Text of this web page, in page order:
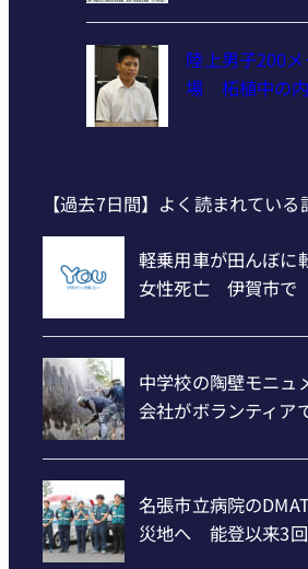
陸上男子200
場 柘植中の
【過去7日間】よく読まれている